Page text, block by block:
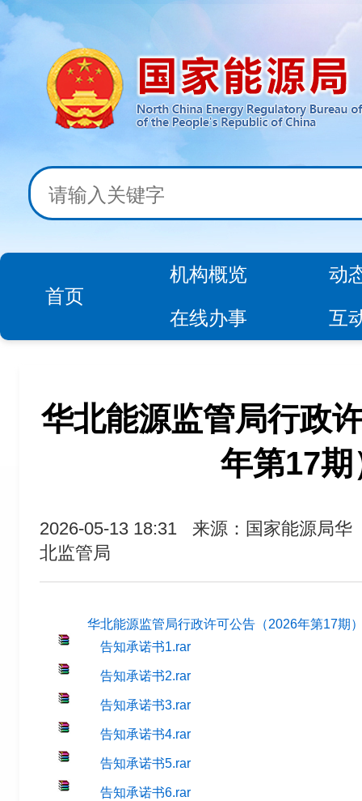
首页
机构概览
动
在线办事
互
华北能源监管局行政
年第17期
2026-05-13 18:31
来源：国家能源局华
北监管局
华北能源监管局行政许可公告（2026年第17期
告知承诺书1.rar
告知承诺书2.rar
告知承诺书3.rar
告知承诺书4.rar
告知承诺书5.rar
告知承诺书6.rar